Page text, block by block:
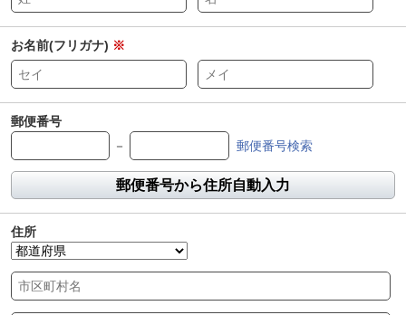
お名前(フリガナ) ※
郵便番号
－
郵便番号検索
郵便番号から住所自動入力
住所